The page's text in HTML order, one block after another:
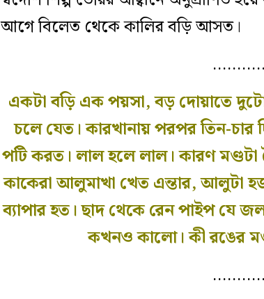
আগে বিলেত থেকে কালির বড়ি আসত।
একটা বড়ি এক পয়সা, বড় দোয়াতে
চলে যেত। কারখানায় পরপর তিন-চার
পটি করত। লাল হলে লাল। কারণ মণ্ডটা
কাকেরা আলুমাখা খেত এন্তার, আলুটা
ব‌্যাপার হত। ছাদ থেকে রেন পাইপ
কখনও কালো। কী রঙের